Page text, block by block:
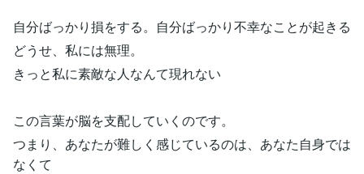
自分ばっかり損をする。自分ばっかり不幸なことが起きる
どうせ、私には無理。
きっと私に素敵な人なんて現れない
この言葉が脳を支配していくのです。
つまり、あなたが難しく感じているのは、あなた自身では
なくて